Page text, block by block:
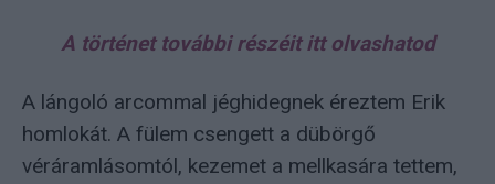
A történet további részéit itt olvashatod
A lángoló arcommal jéghidegnek éreztem Erik
homlokát. A fülem csengett a dübörgő
véráramlásomtól, kezemet a mellkasára tettem,